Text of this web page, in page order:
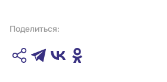
Поделиться: